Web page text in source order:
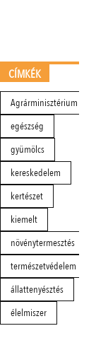
CÍMKÉK
Agrárminisztérium
egészség
gyümölcs
kereskedelem
kertészet
kiemelt
növénytermesztés
természetvédelem
állattenyésztés
élelmiszer